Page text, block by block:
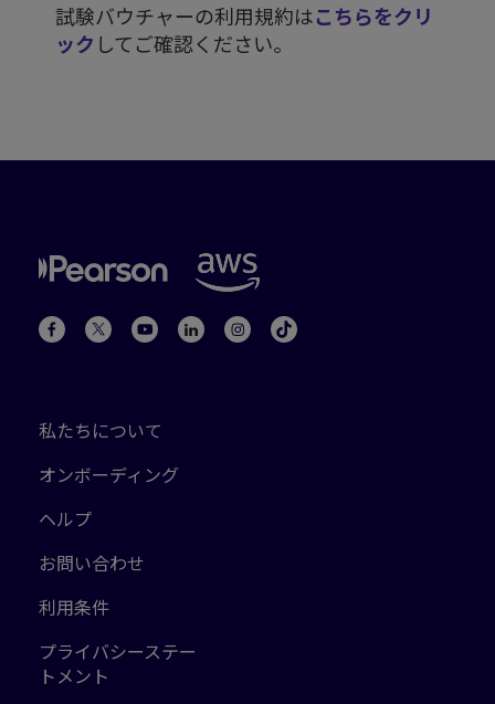
試験バウチャーの利用規約はこちらをクリ
ック してご確認ください。
私たちについて
オンボーディング
ヘルプ
お問い合わせ
利用条件
プライバシーステー
トメント